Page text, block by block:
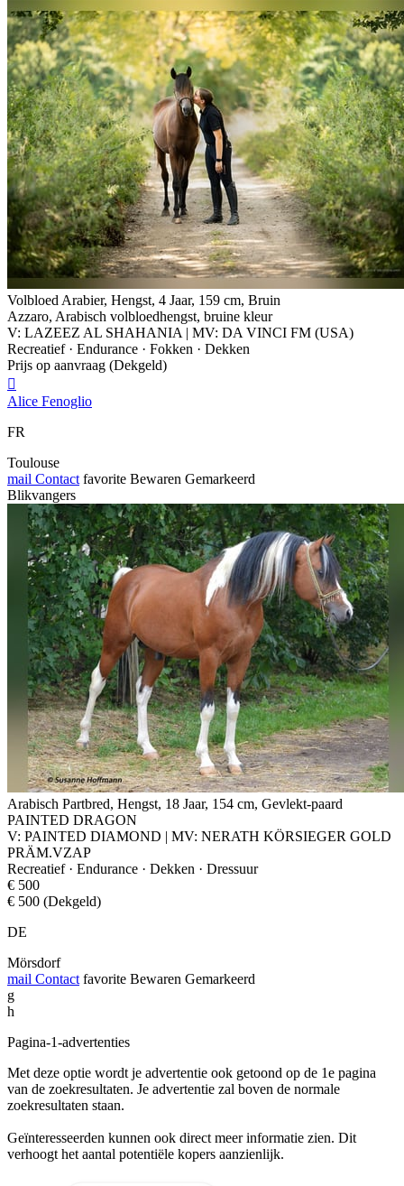
Volbloed Arabier, Hengst, 4 Jaar, 159 cm, Bruin
Azzaro, Arabisch volbloedhengst, bruine kleur
V: LAZEEZ AL SHAHANIA | MV: DA VINCI FM (USA)
Recreatief · Endurance · Fokken · Dekken
Prijs op aanvraag (Dekgeld)

Alice Fenoglio
FR
Toulouse
mail Contact favorite Bewaren Gemarkeerd
Blikvangers
Arabisch Partbred, Hengst, 18 Jaar, 154 cm, Gevlekt-paard
PAINTED DRAGON
V: PAINTED DIAMOND | MV: NERATH KÖRSIEGER GOLD
PRÄM.VZAP
Recreatief · Endurance · Dekken · Dressuur
€ 500
€ 500 (Dekgeld)
DE
Mörsdorf
mail Contact favorite Bewaren Gemarkeerd
g
h
Pagina-1-advertenties
Met deze optie wordt je advertentie ook getoond op de 1e pagina
van de zoekresultaten. Je advertentie zal boven de normale
zoekresultaten staan.
Geïnteresseerden kunnen ook direct meer informatie zien. Dit
verhoogt het aantal potentiële kopers aanzienlijk.